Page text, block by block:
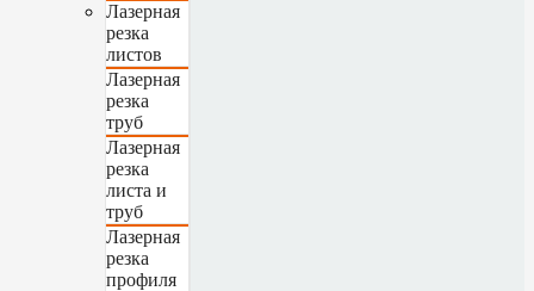
Лазерная
резка
листов
Лазерная
резка
труб
Лазерная
резка
листа и
труб
Лазерная
резка
профиля